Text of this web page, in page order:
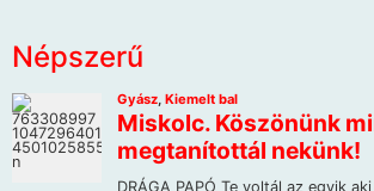
Népszerű